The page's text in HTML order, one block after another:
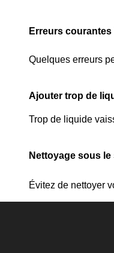
Erreurs courantes
Quelques erreurs
Ajouter trop de
Trop de liquide
Nettoyage sous
Évitez de nettoyer